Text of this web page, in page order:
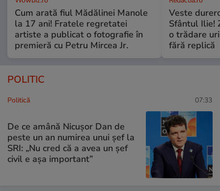
Cum arată fiul Mădălinei Manole
la 17 ani! Fratele regretatei
artiste a publicat o fotografie în
premieră cu Petru Mircea Jr.
Veste
Sfântul Ilie!
o trădare
fără replică
POLITIC
Politică 07:33
De ce amână Nicușor Dan de
peste un an numirea unui șef la
SRI: „Nu cred că a avea un şef
civil e așa important”